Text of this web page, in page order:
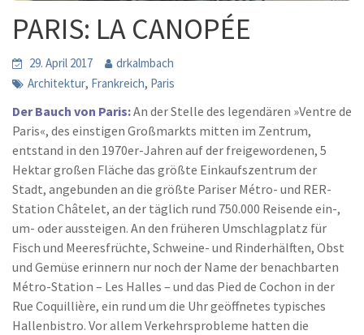
PARIS: LA CANOPÉE
29. April 2017
drkalmbach
Architektur, Frankreich, Paris
Der Bauch von Paris:An der Stelle des legendären »Ventre de
Paris«, des einstigen Großmarkts mitten im Zentrum,
entstand in den 1970er-Jahren auf der freigewordenen, 5
Hektar großen Fläche das größte Einkaufszentrum der
Stadt, angebunden an die größte Pariser Métro- und RER-
Station Châtelet, an der täglich rund 750.000 Reisende ein-,
um- oder aussteigen. An den früheren Umschlagplatz für
Fisch und Meeresfrüchte, Schweine- und Rinderhälften, Obst
und Gemüse erinnern nur noch der Name der benachbarten
Métro-Station – Les Halles – und das Pied de Cochon in der
Rue Coquillière, ein rund um die Uhr geöffnetes typisches
Hallenbistro. Vor allem Verkehrsprobleme hatten die